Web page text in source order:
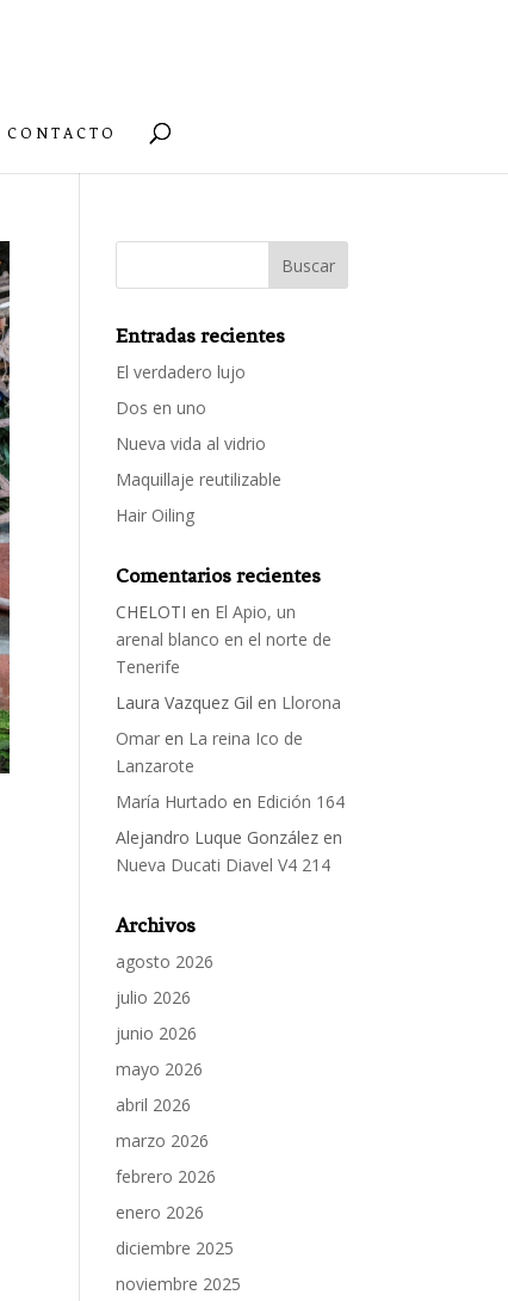
CONTACTO
Entradas recientes
El verdadero lujo
Dos en uno
Nueva vida al vidrio
Maquillaje reutilizable
Hair Oiling
Comentarios recientes
CHELOTI en El Apio, un
arenal blanco en el norte de
Tenerife
Laura Vazquez Gil en Llorona
Omar en La reina Ico de
Lanzarote
María Hurtado en Edición 164
Alejandro Luque González en
Nueva Ducati Diavel V4 214
Archivos
agosto 2026
julio 2026
junio 2026
mayo 2026
abril 2026
marzo 2026
febrero 2026
enero 2026
diciembre 2025
noviembre 2025